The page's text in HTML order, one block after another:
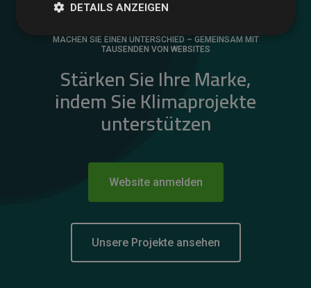
MACHEN SIE EINEN UNTERSCHIED – GEMEINSAM MIT
TAUSENDEN VON WEBSITES
Stärken Sie Ihre Marke,
indem Sie Klimaprojekte
unterstützen
Website anmelden
Unsere Projekte ansehen
DETAILS ANZEIGEN